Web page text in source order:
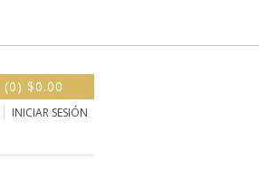
(0) $0.00
INICIAR SESIÓN